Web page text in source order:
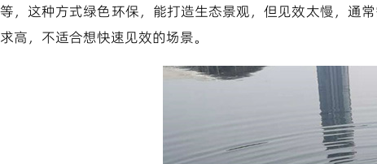
等，这种方式绿色环保，能打造生态景观，但见效太慢，通
求高，不适合想快速见效的场景。